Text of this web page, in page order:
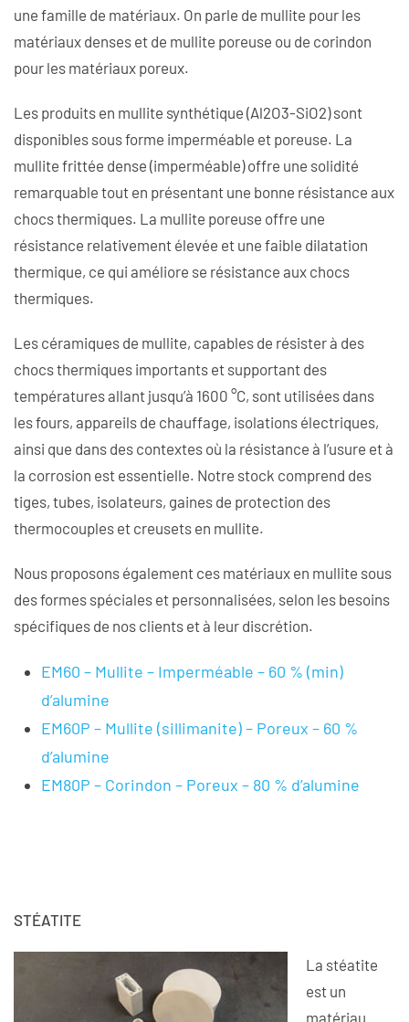
une famille de matériaux. On parle de mullite pour les
matériaux denses et de mullite poreuse ou de corindon
pour les matériaux poreux.
Les produits en mullite synthétique (Al2O3-SiO2) sont
disponibles sous forme imperméable et poreuse. La
mullite frittée dense (imperméable) offre une solidité
remarquable tout en présentant une bonne résistance aux
chocs thermiques. La mullite poreuse offre une
résistance relativement élevée et une faible dilatation
thermique, ce qui améliore se résistance aux chocs
thermiques.
Les céramiques de mullite, capables de résister à des
chocs thermiques importants et supportant des
températures allant jusqu’à 1600 °C, sont utilisées dans
les fours, appareils de chauffage, isolations électriques,
ainsi que dans des contextes où la résistance à l’usure et à
la corrosion est essentielle. Notre stock comprend des
tiges, tubes, isolateurs, gaines de protection des
thermocouples et creusets en mullite.
Nous proposons également ces matériaux en mullite sous
des formes spéciales et personnalisées, selon les besoins
spécifiques de nos clients et à leur discrétion.
EM60 – Mullite – Imperméable – 60 % (min)
d’alumine
EM60P – Mullite (sillimanite) – Poreux – 60 %
d’alumine
EM80P – Corindon – Poreux – 80 % d’alumine
STÉATITE
La stéatite
est un
matériau